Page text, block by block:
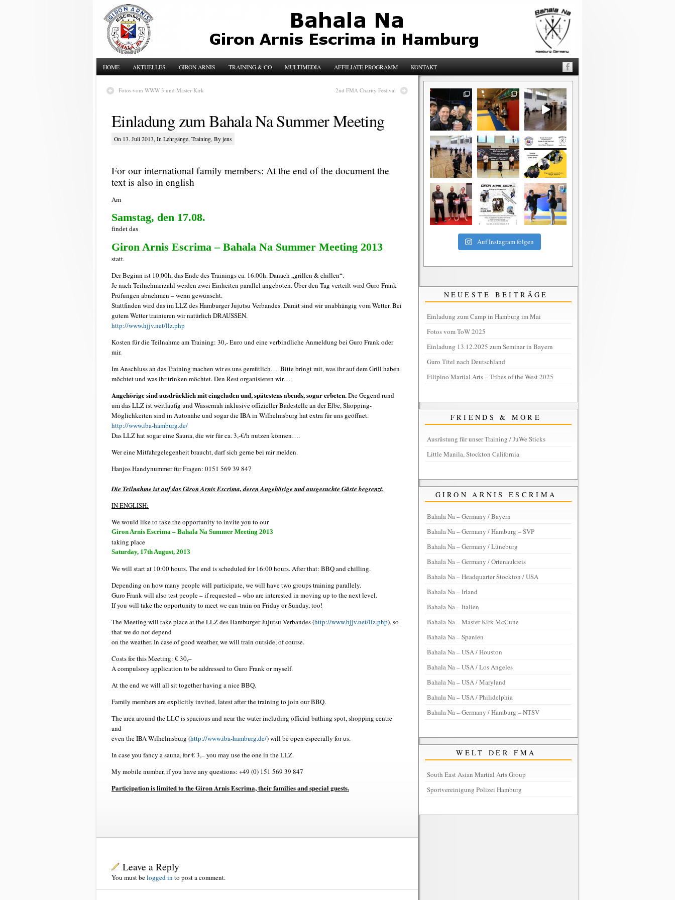
HOME AKTUELLES GIRON ARNIS TRAINING & CO MULTIMEDIA AFFILIATE PROGRAMM KONTAKT
Fotos vom WWW 3 und Master Kirk 2nd FMA Charity Festival
Einladung zum Bahala Na Summer Meeting
On 13. Juli 2013, In Lehrgänge, Training, By jens
For our international family members: At the end of the document the
text is also in english
Am
Samstag, den 17.08.
findet das
Giron Arnis Escrima – Bahala Na Summer Meeting 2013
statt.
Der Beginn ist 10.00h, das Ende des Trainings ca. 16.00h. Danach „grillen & chillen“.
Je nach Teilnehmerzahl werden zwei Einheiten parallel angeboten. Über den Tag verteilt wird Guro Frank
Prüfungen abnehmen – wenn gewünscht.
Stattfinden wird das im LLZ des Hamburger Jujutsu Verbandes. Damit sind wir unabhängig vom Wetter. Bei
gutem Wetter trainieren wir natürlich DRAUSSEN.
http://www.hjjv.net/llz.php
Kosten für die Teilnahme am Training: 30,- Euro und eine verbindliche Anmeldung bei Guro Frank oder
mir.
Im Anschluss an das Training machen wir es uns gemütlich…. Bitte bringt mit, was ihr auf dem Grill haben
möchtet und was ihr trinken möchtet. Den Rest organisieren wir….
Angehörige sind ausdrücklich mit eingeladen und, spätestens abends, sogar erbeten.Die Gegend rund
um das LLZ ist weitläufig und Wassernah inklusive offizieller Badestelle an der Elbe, Shopping-
Möglichkeiten sind in Autonähe und sogar die IBA in Wilhelmsburg hat extra für uns geöffnet.
http://www.iba-hamburg.de/
Das LLZ hat sogar eine Sauna, die wir für ca. 3,-€/h nutzen können….
Wer eine Mitfahrgelegenheit braucht, darf sich gerne bei mir melden.
Hanjos Handynummer für Fragen: 0151 569 39 847
Die Teilnahme ist auf das Giron Arnis Escrima, deren Angehörige und ausgesuchte Gäste begrenzt.
IN ENGLISH:
We would like to take the opportunity to invite you to our
Giron Arnis Escrima – Bahala Na Summer Meeting 2013
taking place
Saturday, 17th August, 2013
We will start at 10:00 hours. The end is scheduled for 16:00 hours. After that: BBQ and chilling.
Depending on how many people will participate, we will have two groups training parallely.
Guro Frank will also test people – if requested – who are interested in moving up to the next level.
If you will take the opportunity to meet we can train on Friday or Sunday, too!
The Meeting will take place at the LLZ des Hamburger Jujutsu Verbandes (http://www.hjjv.net/llz.php), so
that we do not depend
on the weather. In case of good weather, we will train outside, of course.
Costs for this Meeting: € 30,–
A compulsory application to be addressed to Guro Frank or myself.
At the end we will all sit together having a nice BBQ.
Family members are explicitly invited, latest after the training to join our BBQ.
The area around the LLC is spacious and near the water including official bathing spot, shopping centre
and
even the IBA Wilhelmsburg (http://www.iba-hamburg.de/) will be open especially for us.
In case you fancy a sauna, for € 3,– you may use the one in the LLZ.
My mobile number, if you have any questions: +49 (0) 151 569 39 847
Participation is limited to the Giron Arnis Escrima, their families and special guests.
Leave a Reply
You must belogged in to post a comment.
Auf Instagram folgen
NEUESTE BEITRÄGE
Einladung zum Camp in Hamburg im Mai
Fotos vom ToW 2025
Einladung 13.12.2025 zum Seminar in Bayern
Guro Titel nach Deutschland
Filipino Martial Arts – Tribes of the West 2025
FRIENDS & MORE
Ausrüstung für unser Training / JuWe Sticks
Little Manila, Stockton California
GIRON ARNIS ESCRIMA
Bahala Na – Germany / Bayern
Bahala Na – Germany / Hamburg – SVP
Bahala Na – Germany / Lüneburg
Bahala Na – Germany / Ortenaukreis
Bahala Na – Headquarter Stockton / USA
Bahala Na – Irland
Bahala Na – Italien
Bahala Na – Master Kirk McCune
Bahala Na – Spanien
Bahala Na – USA / Houston
Bahala Na – USA / Los Angeles
Bahala Na – USA / Maryland
Bahala Na – USA / Philidelphia
Bahala Na – Germany / Hamburg – NTSV
WELT DER FMA
South East Asian Martial Arts Group
Sportvereinigung Polizei Hamburg